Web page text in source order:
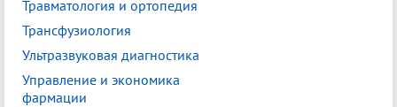
Травматология и ортопедия
Трансфузиология
Ультразвуковая диагностика
Управление и экономика
фармации